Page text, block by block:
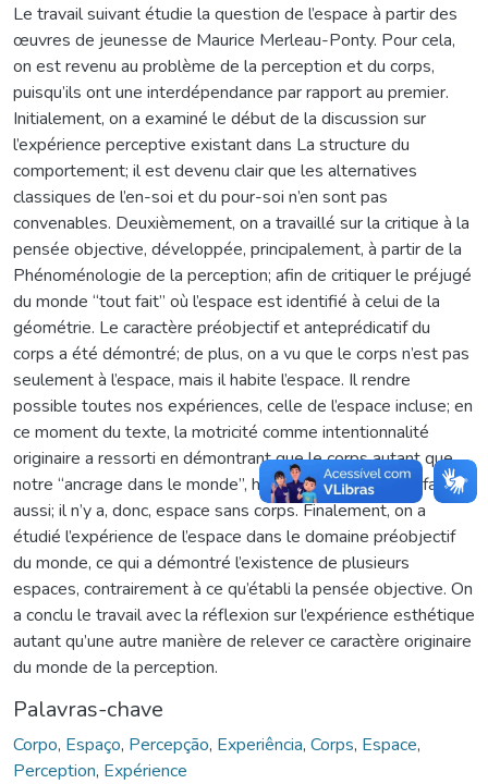
Le travail suivant étudie la question de l’espace à partir des
œuvres de jeunesse de Maurice Merleau-Ponty. Pour cela,
on est revenu au problème de la perception et du corps,
puisqu’ils ont une interdépendance par rapport au premier.
Initialement, on a examiné le début de la discussion sur
l’expérience perceptive existant dans La structure du
comportement; il est devenu clair que les alternatives
classiques de l’en-soi et du pour-soi n’en sont pas
convenables. Deuxièmement, on a travaillé sur la critique à la
pensée objective, développée, principalement, à partir de la
Phénoménologie de la perception; afin de critiquer le préjugé
du monde “tout fait” où l’espace est identifié à celui de la
géométrie. Le caractère préobjectif et anteprédicatif du
corps a été démontré; de plus, on a vu que le corps n’est pas
seulement à l’espace, mais il habite l’espace. Il rendre
possible toutes nos expériences, celle de l’espace incluse; en
ce moment du texte, la motricité comme intentionnalité
originaire a ressorti en démontrant que le corps autant que
notre “ancrage dans le monde”, habite l’espace, mais y fait
aussi; il n’y a, donc, espace sans corps. Finalement, on a
étudié l’expérience de l’espace dans le domaine préobjectif
du monde, ce qui a démontré l’existence de plusieurs
espaces, contrairement à ce qu’établi la pensée objective. On
a conclu le travail avec la réflexion sur l’expérience esthétique
autant qu’une autre manière de relever ce caractère originaire
du monde de la perception.
Palavras-chave
Corpo, Espaço, Percepção, Experiência, Corps, Espace,
Perception, Expérience